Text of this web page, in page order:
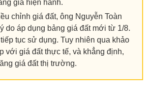
giá hiện hành.
chỉnh giá đất, ông Nguyễn Toàn
do áp dụng bảng giá đất mới từ 1/8.
tục sử dụng. Tuy nhiên qua khảo
với giá đất thực tế, và khẳng định,
giá đất thị trường.